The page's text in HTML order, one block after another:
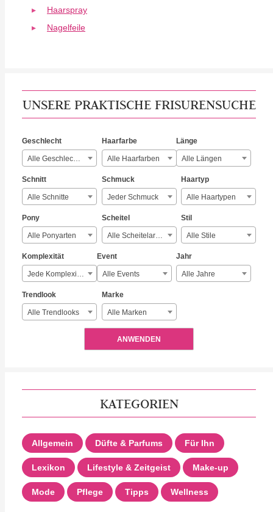
Haarspray
Nagelfeile
UNSERE PRAKTISCHE FRISURENSUCHE
Geschlecht
Alle Geschlechter
Haarfarbe
Alle Haarfarben
Länge
Alle Längen
Schnitt
Alle Schnitte
Schmuck
Jeder Schmuck
Haartyp
Alle Haartypen
Pony
Alle Ponyarten
Scheitel
Alle Scheitelarten
Stil
Alle Stile
Komplexität
Jede Komplexität
Event
Alle Events
Jahr
Alle Jahre
Trendlook
Alle Trendlooks
Marke
Alle Marken
ANWENDEN
KATEGORIEN
Allgemein Düfte & Parfums Für Ihn
Lexikon Lifestyle & Zeitgeist Make-up
Mode Pflege Tipps Wellness